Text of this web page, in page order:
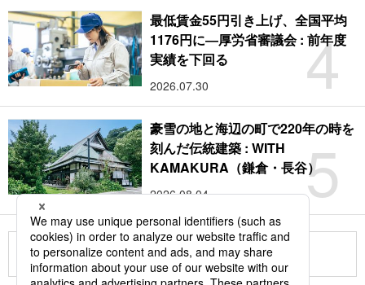
4
最低賃金55円引き上げ、全国平均
1176円に―厚労省審議会 : 前年度
実績を下回る
2026.07.30
5
豪雪の地と海辺の町で220年の時を
刻んだ伝統建築 : WITH
KAMAKURA（鎌倉・長谷）
2026.08.04
もっと見る